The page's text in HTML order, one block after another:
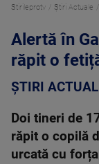
Stirileprotv Știri Actuale
Alertă în
răpit o
ȘTIRI
Doi tineri de
răpit o copilă
urcată cu